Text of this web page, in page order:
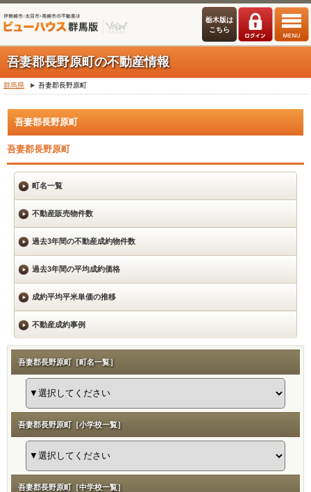
栃木版は
こちら
吾妻郡長野原町の不動産情報
群馬県 吾妻郡長野原町
吾妻郡長野原町
吾妻郡長野原町
町名一覧
不動産販売物件数
過去3年間の不動産成約物件数
過去3年間の平均成約価格
成約平均平米単価の推移
不動産成約事例
吾妻郡長野原町［町名一覧］
吾妻郡長野原町［小学校一覧］
吾妻郡長野原町［中学校一覧］